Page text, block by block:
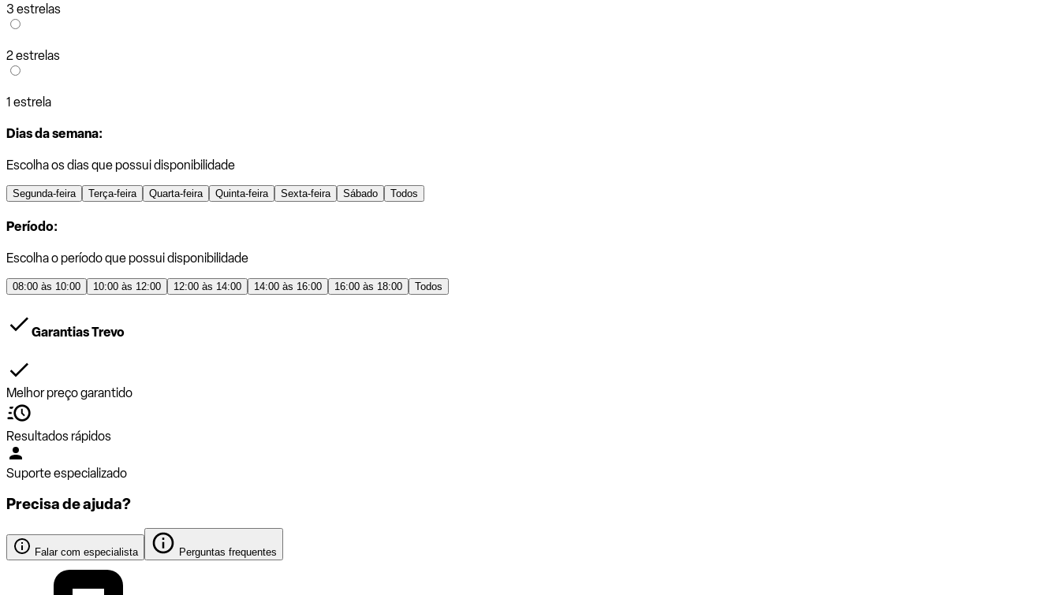
3 estrelas
2 estrelas
1 estrela
Dias da semana:
Escolha os dias que possui disponibilidade
Segunda-feira Terça-feira Quarta-feira Quinta-feira Sexta-feira Sábado Todos
Período:
Escolha o período que possui disponibilidade
08:00 às 10:00 10:00 às 12:00 12:00 às 14:00 14:00 às 16:00 16:00 às 18:00 Todos
Garantias Trevo
Melhor preço garantido
Resultados rápidos
Suporte especializado
Precisa de ajuda?
Falar com especialista Perguntas frequentes